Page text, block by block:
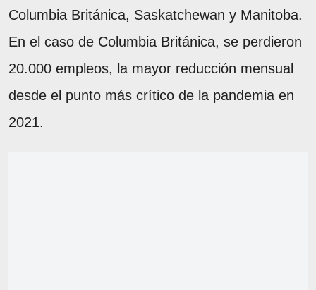
Columbia Británica, Saskatchewan y Manitoba.
En el caso de Columbia Británica, se perdieron
20.000 empleos, la mayor reducción mensual
desde el punto más crítico de la pandemia en
2021.